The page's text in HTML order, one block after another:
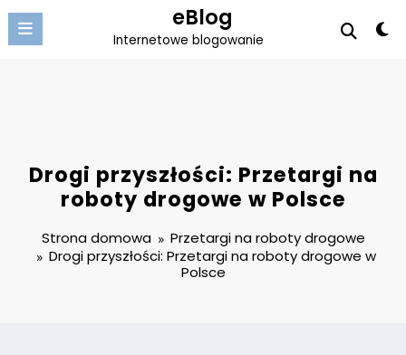
treści
eBlog
Internetowe blogowanie
Drogi przyszłości: Przetargi na
roboty drogowe w Polsce
Strona domowa
Przetargi na roboty drogowe
Drogi przyszłości: Przetargi na roboty drogowe w
Polsce